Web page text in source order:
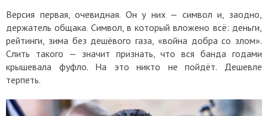
Версия первая, очевидная. Он у них — символ и, заодно,
держатель общака. Символ, в который вложено всё: деньги,
рейтинги, зима без дешёвого газа, «война добра со злом».
Слить такого — значит признать, что вся банда годами
крышевала фуфло. На это никто не пойдёт. Дешевле
терпеть.